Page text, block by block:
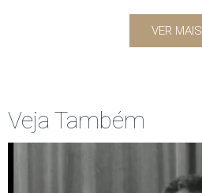
VER MAIS
Veja Também